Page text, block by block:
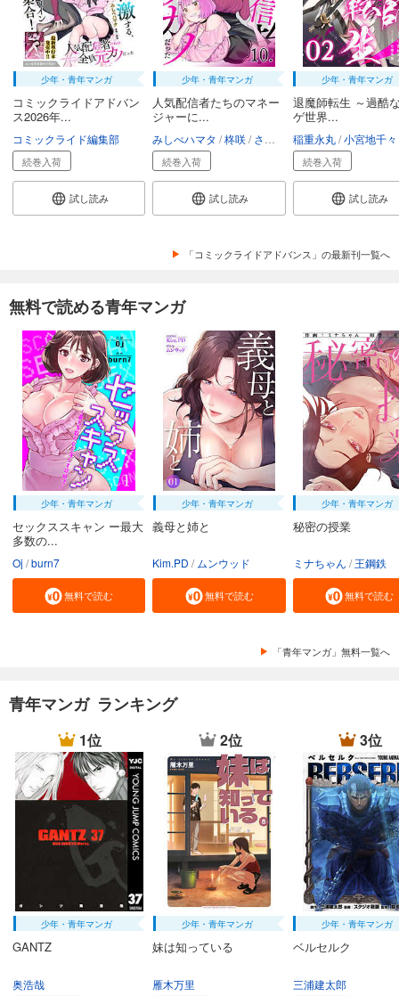
少年・青年マンガ
コミックライドアドバン
ス2026年...
コミックライド編集部
続巻入荷
試し読み
少年・青年マンガ
人気配信者たちのマネー
ジャーに...
みしべハマタ 柊咲 さかむけ
続巻入荷
試し読み
少年・青年マンガ
退魔師転生 ～過酷
ゲ世界...
稲重永丸 小宮地千々
続巻入荷
試し読み
「コミックライドアドバンス」の最新刊一覧へ
無料で読める青年マンガ
少年・青年マンガ
セックススキャン ー最大
多数の...
Oj burn7
無料で読む
少年・青年マンガ
義母と姉と
Kim.PD ムンウッド
無料で読む
少年・青年マンガ
秘密の授業
ミナちゃん 王鋼鉄
無料で読む
「青年マンガ」無料一覧へ
青年マンガ ランキング
1位
少年・青年マンガ
GANTZ
奥浩哉
2位
少年・青年マンガ
妹は知っている
雁木万里
3位
少年・青年マンガ
ベルセルク
三浦建太郎